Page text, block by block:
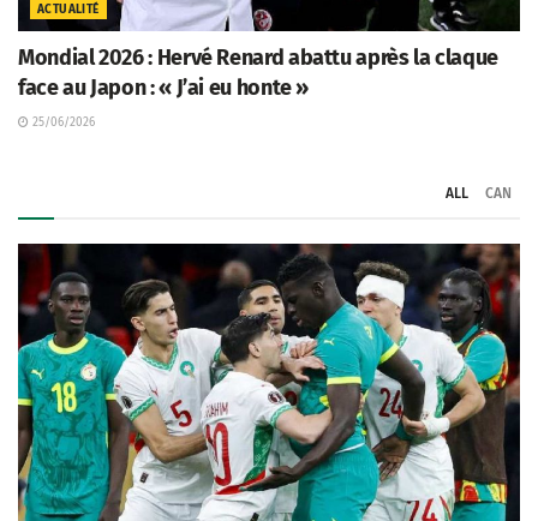
ACTUALITÉ
Mondial 2026 : Hervé Renard abattu après la claque
face au Japon : « J’ai eu honte »
25/06/2026
ALL CAN